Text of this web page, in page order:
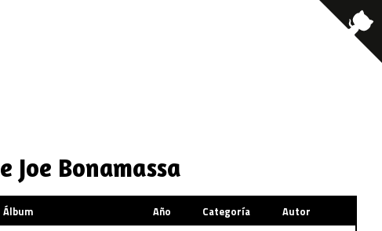
Bonamassa
Álbum Año Categoría
Autor